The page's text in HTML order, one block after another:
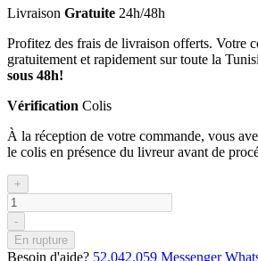
Livraison Gratuite 24h/48h
Profitez des frais de livraison offerts. Votre
gratuitement et rapidement sur toute la
sous 48h!
Vérification Colis
À la réception de votre commande, vous
le colis en présence du livreur avant de
+
-
En rupture
Besoin d'aide? 52.042.059 Messenger